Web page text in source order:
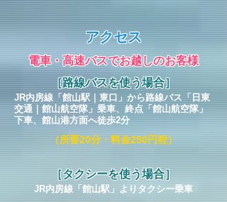
アクセス
電車・高速バスでお越しのお客様
［路線バスを使う場合］
JR内房線「館山駅｜東口」から路線バス「日東
交通｜館山航空隊」乗車、終点「館山航空隊」
下車、館山港方面へ徒歩2分
（所要20分・料金250円程）
［タクシーを使う場合］
JR内房線「館山駅 」 よりタクシー乗車